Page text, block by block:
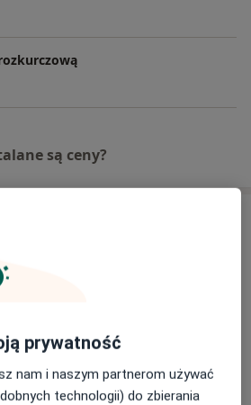
są ceny?
Centrum
w Bydgoszczy
85-326 Bydgoszcz
prywatność
nam i naszym partnerom używać
technologii) do zbierania